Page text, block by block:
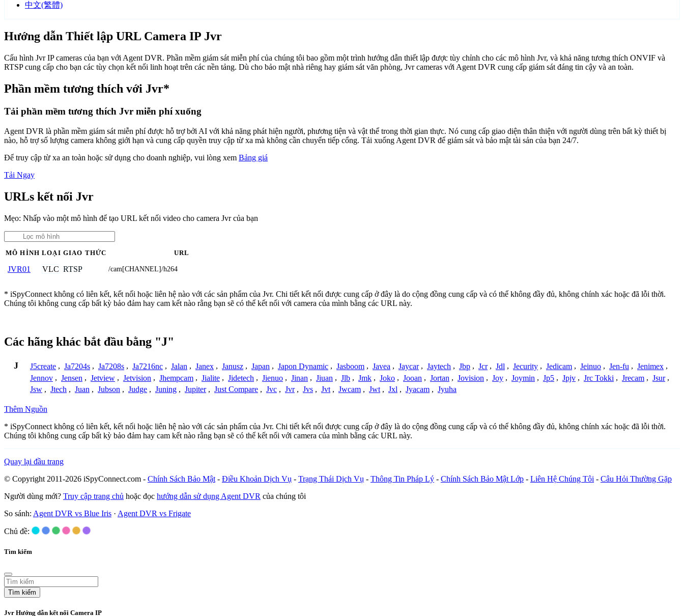
中文(繁體)
Hướng dẫn Thiết lập URL Camera IP Jvr
Cấu hình Jvr IP cameras của bạn với Agent DVR. Phần mềm giám sát miễn phí của chúng tôi bao gồm một trình hướng dẫn thiết lập được tùy chỉnh cho các mô hình Jvr, và khả năng tương thích ONVIF và
RTSP cung cấp cho bạn các tùy chọn kết nối linh hoạt trên các nền tảng. Dù cho bảo mật nhà riêng hay giám sát văn phòng, Jvr cameras với Agent DVR cung cấp giám sát đáng tin cậy và an toàn.
Phần mềm tương thích với Jvr*
Tải phần mềm tương thích Jvr miễn phí xuống
Agent DVR là phần mềm giám sát miễn phí được hỗ trợ bởi AI với khả năng phát hiện người, phương tiện và vật thể trong thời gian thực. Nó cung cấp giao diện thân thiện với người dùng trên bất kỳ thiết bị
nào, hỗ trợ số lượng camera không giới hạn và cung cấp quyền truy cập từ xa mà không cần chuyển tiếp cổng. Tải xuống Agent DVR để giám sát và bảo mật tài sản của bạn 24/7.
Để truy cập từ xa an toàn hoặc sử dụng cho doanh nghiệp, vui lòng xem Bảng giá
Tải Ngay
URLs kết nối Jvr
Mẹo: Nhấp vào một mô hình để tạo URL kết nối video cho camera Jvr của bạn
MÔ HÌNH LOẠI GIAO THỨC URL
JVR01 VLC RTSP /cam[CHANNEL]/h264
* iSpyConnect không có liên kết, kết nối hoặc liên hệ nào với các sản phẩm của Jvr. Chi tiết kết nối được cung cấp ở đây là do cộng đồng cung cấp và có thể không đầy đủ, không chính xác hoặc đã lỗi thời.
Chúng tôi không cung cấp bất kỳ bảo đảm hay cam kết nào rằng bạn sẽ có thể kết nối với camera của mình bằng các URL này.
Các hãng khác bắt đầu bằng "J"
J J5create , Ja7204s , Ja7208s , Ja7216nc , Jalan , Janex , Janusz , Japan , Japon Dynamic , Jasboom , Javea , Jaycar , Jaytech , Jbp , Jcr , Jdl , Jecurity , Jedicam , Jeinuo , Jen-fu , Jenimex ,
Jennov , Jensen , Jetview , Jetvision , Jhempcam , Jialite , Jidetech , Jienuo , Jinan , Jiuan , Jlb , Jmk , Joko , Jooan , Jortan , Jovision , Joy , Joymin , Jp5 , Jpjv , Jrc Tokki , Jrecam , Jsur ,
Jsw , Jtech , Juan , Jubson , Judge , Juning , Jupiter , Just Compare , Jvc , Jvr , Jvs , Jvt , Jwcam , Jwt , Jxl , Jyacam , Jyuha
Thêm Nguồn
* iSpyConnect không có liên kết, kết nối hoặc liên hệ nào với các sản phẩm của Jvr. Chi tiết kết nối được cung cấp ở đây là do cộng đồng cung cấp và có thể không đầy đủ, không chính xác hoặc đã lỗi thời.
Chúng tôi không cung cấp bất kỳ bảo đảm hay cam kết nào rằng bạn sẽ có thể kết nối với camera của mình bằng các URL này.
Quay lại đầu trang
© Copyright 2011-2026 iSpyConnect.com - Chính Sách Bảo Mật - Điều Khoản Dịch Vụ - Trạng Thái Dịch Vụ - Thông Tin Pháp Lý - Chính Sách Bảo Mật Lớp - Liên Hệ Chúng Tôi - Câu Hỏi Thường Gặp
Người dùng mới? Truy cập trang chủ hoặc đọc hướng dẫn sử dụng Agent DVR của chúng tôi
So sánh: Agent DVR vs Blue Iris · Agent DVR vs Frigate
Chủ đề:
Tìm kiếm
Tìm kiếm
Jvr Hướng dẫn kết nối Camera IP